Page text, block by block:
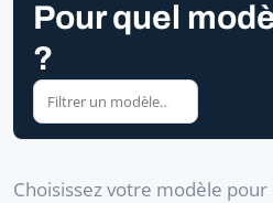
Pour quel
?
Choisissez votre modèle